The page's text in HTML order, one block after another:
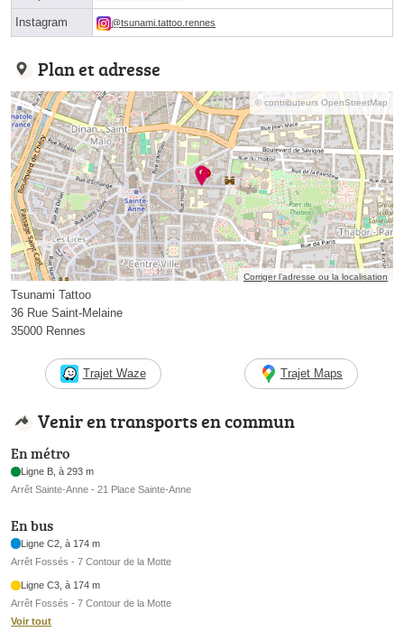
Instagram @tsunami.tattoo.rennes
Plan et adresse
© contributeurs OpenStreetMap
Corriger l’adresse ou la localisation
Tsunami Tattoo
36 Rue Saint-Melaine
35000 Rennes
Trajet Waze Trajet Maps
Venir en transports en commun
En métro
Ligne B, à 293 m
Arrêt Sainte-Anne - 21 Place Sainte-Anne
En bus
Ligne C2, à 174 m
Arrêt Fossés - 7 Contour de la Motte
Ligne C3, à 174 m
Arrêt Fossés - 7 Contour de la Motte
Voir tout